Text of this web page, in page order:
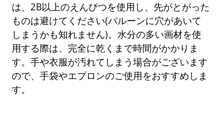
は、2B以上のえんぴつを使用し、先がとがった
ものは避けてください(バルーンに穴があいて
しまうかも知れません)。水分の多い画材を使
用する際は、完全に乾くまで時間がかかりま
す。手や衣服が汚れてしまう場合がございます
ので、手袋やエプロンのご使用をおすすめしま
す。